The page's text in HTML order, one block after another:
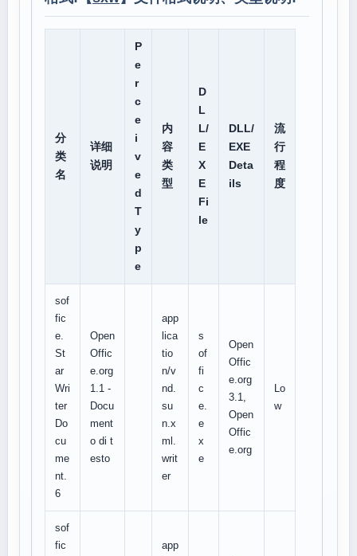
分
类
名
详细
说明
P
e
r
c
e
i
v
e
d
T
y
p
e
内
容
类
型
D
L
L/
E
X
E
Fi
le
DLL/
EXE
Deta
ils
流
行
程
度
sof
fic
e.
St
ar
Wri
ter
Do
cu
me
nt.
6
Open
Offic
e.org
1.1 -
Docu
ment
o di t
esto
app
lica
tio
n/v
nd.
su
n.x
ml.
writ
er
s
of
fi
c
e.
e
x
e
Open
Offic
e.org
3.1,
Open
Offic
e.org
Lo
w
sof
fic
app